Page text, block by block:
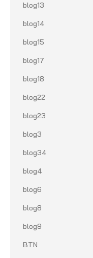
blog13
blog14
blog15
blog17
blog18
blog22
blog23
blog3
blog34
blog4
blog6
blog8
blog9
BTN